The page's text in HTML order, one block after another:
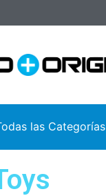
las Categorías